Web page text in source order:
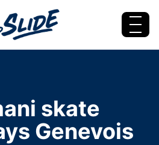
Menu
skate
Genevois